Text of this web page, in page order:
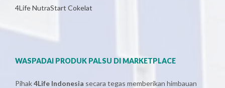
4Life NutraStart Cokelat
WASPADAI PRODUK PALSU DI MARKETPLACE
Pihak4Life Indonesia secara tegas memberikan himbauan